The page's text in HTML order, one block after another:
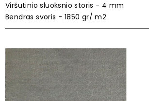
Viršutinio sluoksnio storis - 4 mm
Bendras svoris - 1850 gr/ m2